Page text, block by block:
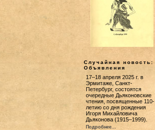
Случайная новость:
Объявления
17–18 апреля 2025 г. в
Эрмитаже, Санкт-
Петербург, состоятся
очередные Дьяконовские
чтения, посвященные 110-
летию со дня рождения
Игоря Михайловича
Дьяконова (1915–1999).
Подробнее...